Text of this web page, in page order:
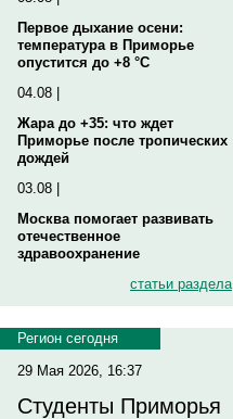
Первое дыхание осени:
температура в Приморье
опустится до +8 °C
04.08 |
Жара до +35: что ждет
Приморье после тропических
дождей
03.08 |
Москва помогает развивать
отечественное
здравоохранение
статьи раздела
Регион сегодня
29 Мая 2026, 16:37
Студенты Приморья